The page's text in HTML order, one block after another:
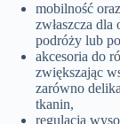
mobilność
zwłaszcza
podróży lub
akcesoria do
zwiększając
zarówno
tkanin,
regulacja